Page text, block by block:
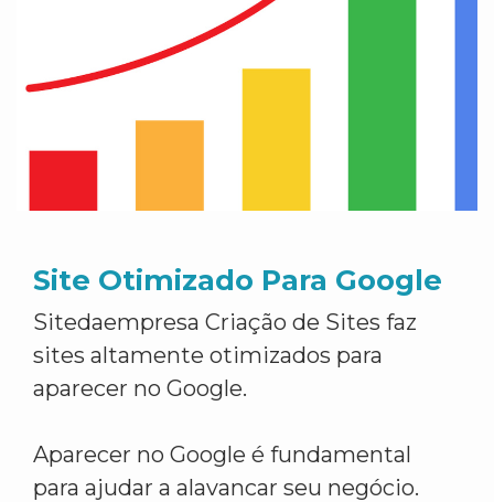
Site Otimizado Para Google
Sitedaempresa Criação de Sites faz
sites altamente otimizados para
aparecer no Google.
Aparecer no Google é fundamental
para ajudar a alavancar seu negócio.